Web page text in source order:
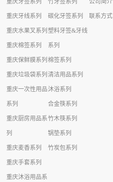
重庆牙签系列
重庆牙线系列
重庆水果叉系列
重庆棉签系列
重庆保鲜膜系列
重庆垃圾袋系列
重庆一次性用品
系列
重庆厨房用品系
列
重庆麦香系列
重庆手套系列
重庆沐浴用品系
竹牙签系列
碳化牙签系列
塑料牙签&牙线
系列
棉签系列
清洁用品系列
沐浴系列
合金筷系列
竹木筷系列
锅垫系列
竹炭包系列
公司简介
联系方式